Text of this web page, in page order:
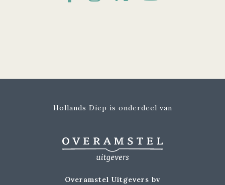
Hollands Diep is onderdeel van
Overamstel Uitgevers bv